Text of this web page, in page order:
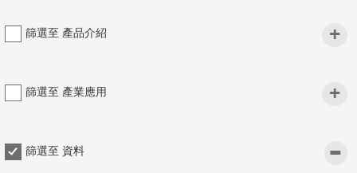
篩選至 產品介紹 +
篩選至 產業應用 +
篩選至 資料 -